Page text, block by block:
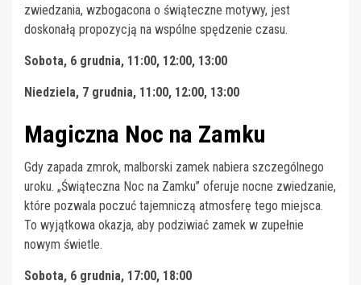
zwiedzania, wzbogacona o świąteczne motywy, jest
doskonałą propozycją na wspólne spędzenie czasu.
Sobota, 6 grudnia, 11:00, 12:00, 13:00
Niedziela, 7 grudnia, 11:00, 12:00, 13:00
Magiczna Noc na Zamku
Gdy zapada zmrok, malborski zamek nabiera szczególnego
uroku. „Świąteczna Noc na Zamku” oferuje nocne zwiedzanie,
które pozwala poczuć tajemniczą atmosferę tego miejsca.
To wyjątkowa okazja, aby podziwiać zamek w zupełnie
nowym świetle.
Sobota, 6 grudnia, 17:00, 18:00